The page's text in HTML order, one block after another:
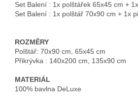
Set Balení : 1x polštářek 65x45 cm +
Set Balení : 1x polštář 70x90 cm + 1x
ROZMĚRY
Polštář: 70x90 cm, 65x45 cm
Přikrývka : 140x200 cm, 135x90 cm
MATERIÁL
100% bavlna DeLuxe